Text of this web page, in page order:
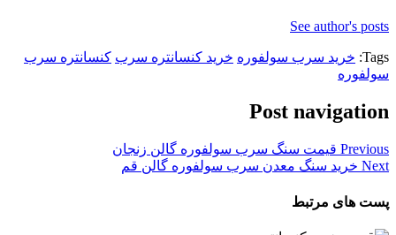
See author's posts
Tags: خرید سرب سولفوره خرید کنسانتره سرب کنسانتره سرب
سولفوره
Post navigation
Previous قیمت سنگ سرب سولفوره گالن زنجان
Next خرید سنگ معدن سرب سولفوره گالن قم
پست های مرتبط